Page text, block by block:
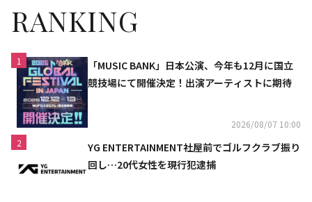
RANKING
1
「MUSIC BANK」日本公演、今年も12月に国立
競技場にて開催決定！出演アーティストに期待
2026/08/07 10:00
2
YG ENTERTAINMENT社屋前でゴルフクラブ振り
回し…20代女性を現行犯逮捕